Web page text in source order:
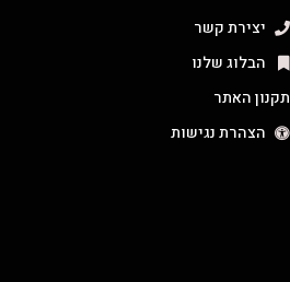
יצירת קשר
הבלוג שלנו
תקנון האתר
הצהרת נגישות